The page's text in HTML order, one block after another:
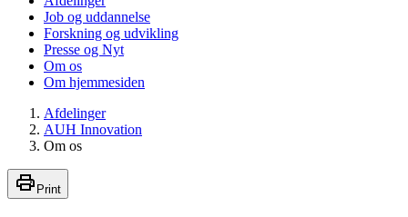
Job og uddannelse
Forskning og udvikling
Presse og Nyt
Om os
Om hjemmesiden
Afdelinger
AUH Innovation
Om os
Print